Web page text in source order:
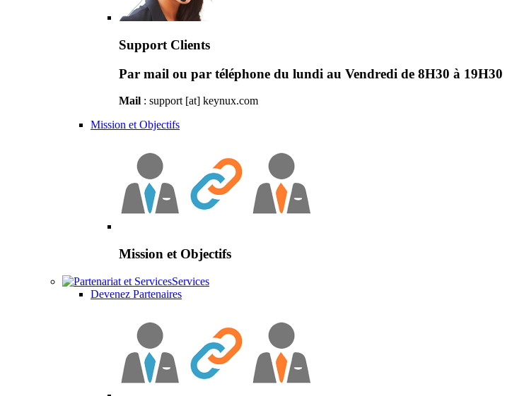
Support Clients
Par mail ou par téléphone du lundi au Vendredi de 8H30 à 19H30
Mail : support [at] keynux.com
Mission et Objectifs
Mission et Objectifs
Services
Devenez Partenaires